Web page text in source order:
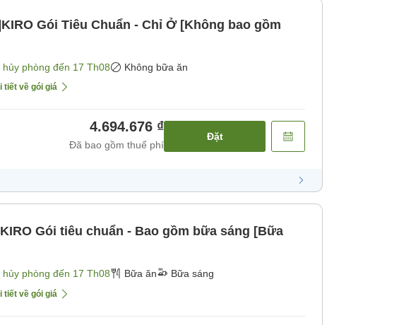
Gói Tiêu Chuẩn - Chỉ Ở [Không bao gồm
hủy phòng đến 17 Th08 Không bữa ăn
tiết về gói giá
4.694.676 ₫
Đã bao gồm thuế phí
Đặt
Gói tiêu chuẩn - Bao gồm bữa sáng [Bữa
hủy phòng đến 17 Th08 Bữa ăn Bữa sáng
tiết về gói giá